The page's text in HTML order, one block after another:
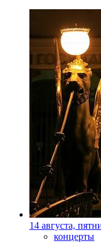
14 августа,
концерты